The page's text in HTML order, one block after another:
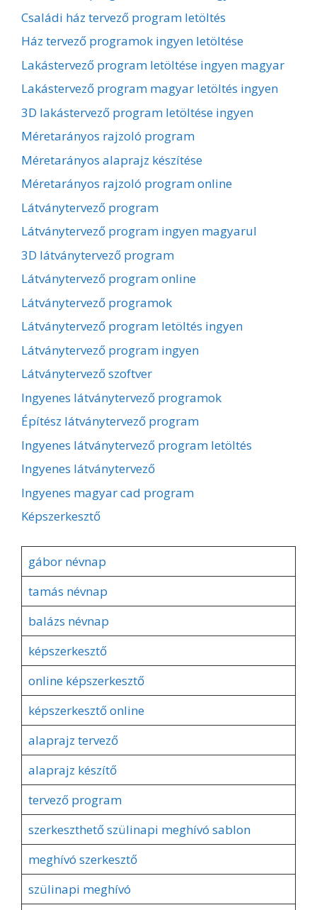
Családi ház tervező program letöltés
Ház tervező programok ingyen letöltése
Lakástervező program letöltése ingyen magyar
Lakástervező program magyar letöltés ingyen
3D lakástervező program letöltése ingyen
Méretarányos rajzoló program
Méretarányos alaprajz készítése
Méretarányos rajzoló program online
Látványtervező program
Látványtervező program ingyen magyarul
3D látványtervező program
Látványtervező program online
Látványtervező programok
Látványtervező program letöltés ingyen
Látványtervező program ingyen
Látványtervező szoftver
Ingyenes látványtervező programok
Építész látványtervező program
Ingyenes látványtervező program letöltés
Ingyenes látványtervező
Ingyenes magyar cad program
Képszerkesztő
gábor névnap
tamás névnap
balázs névnap
képszerkesztő
online képszerkesztő
képszerkesztő online
alaprajz tervező
alaprajz készítő
tervező program
szerkeszthető szülinapi meghívó sablon
meghívó szerkesztő
szülinapi meghívó